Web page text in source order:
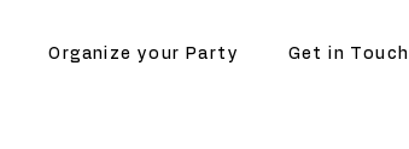
Organize your Party Get in Touch